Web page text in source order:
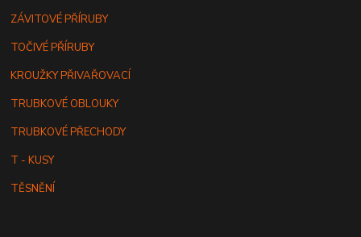
ZÁVITOVÉ PŘÍRUBY
TOČIVÉ PŘÍRUBY
KROUŽKY PŘIVAŘOVACÍ
TRUBKOVÉ OBLOUKY
TRUBKOVÉ PŘECHODY
T - KUSY
TĚSNĚNÍ